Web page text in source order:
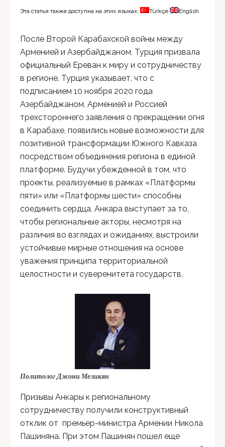
Эта статья также доступна на этих языках: Türkçe English
После Второй Карабахской войны между
Арменией и Азербайджаном, Турция призвала
официальный Ереван к миру и сотрудничеству
в регионе. Турция указывает, что с
подписанием 10 ноября 2020 года
Азербайджаном, Арменией и Россией
трехстороннего заявления о прекращении огня
в Карабахе, появились новые возможности для
позитивной трансформации Южного Кавказа
посредством объединения региона в единой
платформе. Будучи убежденной в том, что
проекты, реализуемые в рамках «Платформы
пяти» или «Платформы шести» способны
соединить сердца, Анкара выступает за то,
чтобы региональные акторы, несмотря на
различия во взглядах и ожиданиях, выстроили
устойчивые мирные отношения на основе
уважения принципа территориальной
целостности и суверенитета государств.
Политолог Джони Меликян
Призывы Анкары к региональному
сотрудничеству получили конструктивный
отклик от премьер-министра Армении Никола
Пашиняна. При этом Пашинян пошел еще